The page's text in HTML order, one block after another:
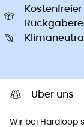
Klimaneutral
Über uns
Wir bei Hardloop